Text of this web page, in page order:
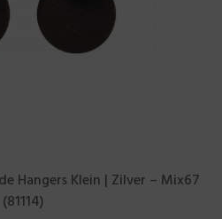
Hangers Klein | Zilver – Mix67
(81114)